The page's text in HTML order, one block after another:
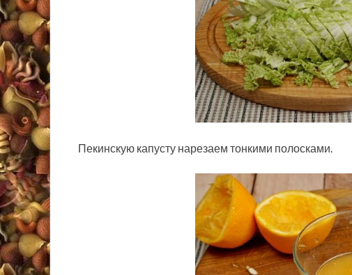
Пекинскую капусту нарезаем тонкими полосками.